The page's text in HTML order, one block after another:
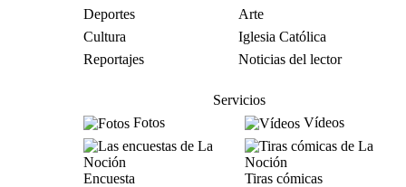
Deportes
Arte
Cultura
Iglesia Católica
Reportajes
Noticias del lector
Servicios
Fotos
Vídeos
Encuesta Tiras cómicas